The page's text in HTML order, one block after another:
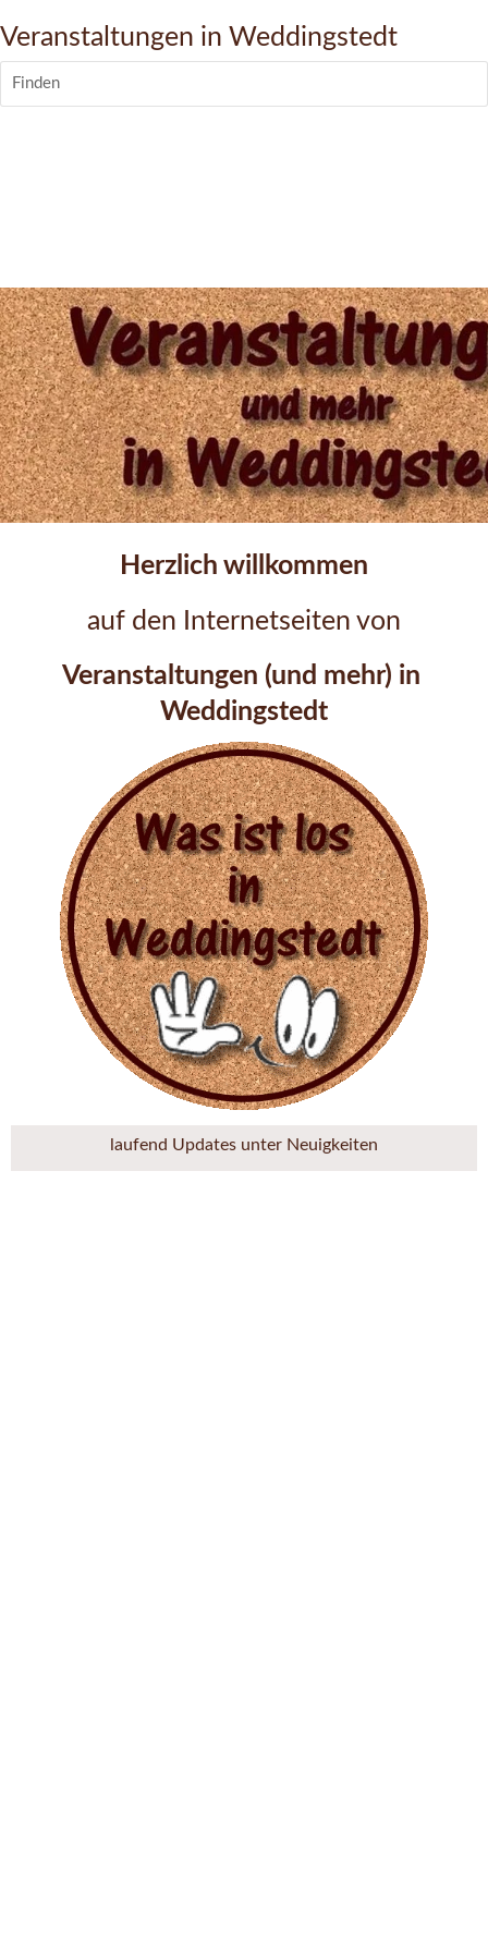
Veranstaltungen in Weddingstedt
Finden
Herzlich willkommen
auf den Internetseiten von
Veranstaltungen (und mehr) in
Weddingstedt
laufend Updates unter Neuigkeiten